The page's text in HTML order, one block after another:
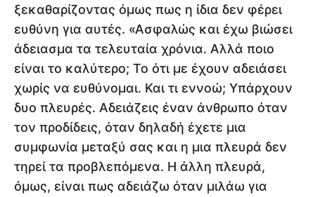
ξεκαθαρίζοντας όμως πως η ίδια δεν φέρει
ευθύνη για αυτές. «Ασφαλώς και έχω βιώσει
άδειασμα τα τελευταία χρόνια. Αλλά ποιο
είναι το καλύτερο; Το ότι με έχουν αδειάσει
χωρίς να ευθύνομαι. Και τι εννοώ; Υπάρχουν
δυο πλευρές. Αδειάζεις έναν άνθρωπο όταν
τον προδίδεις, όταν δηλαδή έχετε μια
συμφωνία μεταξύ σας και η μια πλευρά δεν
τηρεί τα προβλεπόμενα. Η άλλη πλευρά,
όμως, είναι πως αδειάζω όταν μιλάω για